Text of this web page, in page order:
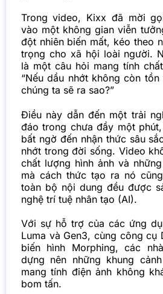
Trong video, Kixx đã mời
vào một không gian viễn
đột nhiên biến mất, kéo theo
trọng cho xã hội loài người.
là một câu hỏi mang tính
“Nếu dầu nhớt không còn
chúng ta sẽ ra sao?”
Điều này dẫn đến một trải
đáo trong chưa đầy một
bất ngờ đến nhận thức sâu
nhớt trong đời sống. Video
chất lượng hình ảnh và
mà cách thức tạo ra nó
toàn bộ nội dung đều được
nghệ trí tuệ nhân tạo (AI).
Với sự hỗ trợ của các ứng
Luma và Gen3, cùng công cụ
biến hình Morphing, các
dựng nên những khung
mang tính điện ảnh không
bom tấn.